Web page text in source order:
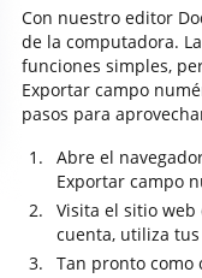
Con nuestro editor
de la computadora.
funciones simples,
Exportar campo
pasos para
Abre el
Exportar campo
Visita el sitio
cuenta, utiliza
Tan pronto como